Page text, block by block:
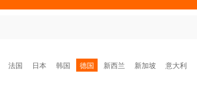
法国 日本 韩国 德国 新西兰 新加坡
意大利